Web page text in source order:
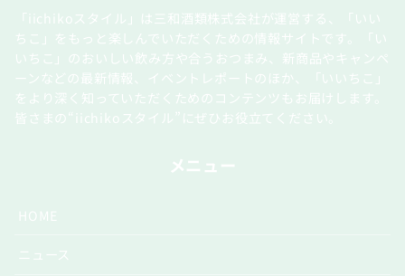
「iichikoスタイル」は三和酒類株式会社が運営する、「いい
ちこ」をもっと楽しんでいただくための情報サイトです。「い
いちこ」のおいしい飲み方や合うおつまみ、新商品やキャンペ
ーンなどの最新情報、イベントレポートのほか、「いいちこ」
をより深く知っていただくためのコンテンツもお届けします。
皆さまの“iichikoスタイル”にぜひお役立てください。
メニュー
HOME
ニュース